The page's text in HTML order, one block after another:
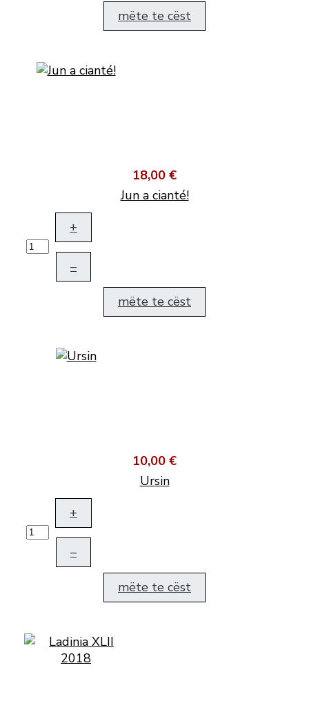
mëte te cëst
18,00 €
Jun a cianté!
+
–
mëte te cëst
10,00 €
Ursin
+
–
mëte te cëst